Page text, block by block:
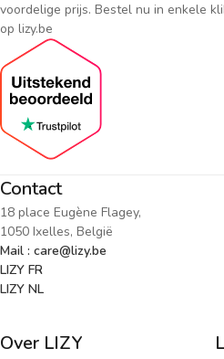
voordelige prijs. Bestel nu in enkele
op lizy.be
Contact
18 place Eugène Flagey,
1050 Ixelles, België
Mail : care@lizy.be
LIZY FR
LIZY NL
Over LIZY